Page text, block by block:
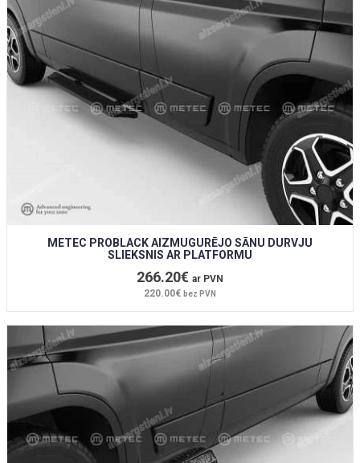
METEC PROBLACK AIZMUGURĒJO SĀNU DURVJU
SLIEKSNIS AR PLATFORMU
266.20€ ar PVN
220.00€ bez PVN